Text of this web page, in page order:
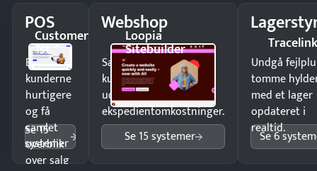
POS
Customer
1st
Ekspedér
kunderne
hurtigere
og få
samlet
overblik
over salg
Se 15
systemer
Webshop
Loopia
Sitebuilder
Sælg produkter 24/7 til
kunder i hele landet
uden
ekspedientomkostninger.
Se 15 systemer
Undgå
tomme
med et lager
opdateret i
realtid.
Se 6